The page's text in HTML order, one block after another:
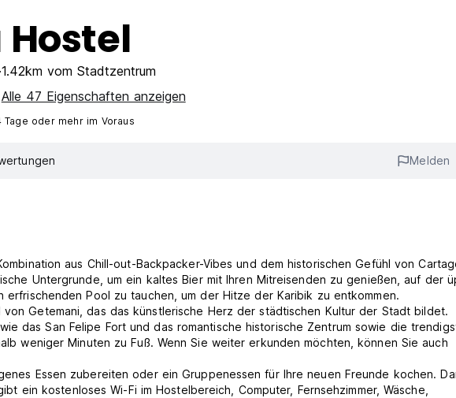
1.42km vom Stadtzentrum
Alle 47 Eigenschaften anzeigen
oder mehr im Voraus
Melden
aus Chill-out-Backpacker-Vibes und dem historischen Gefühl von
Untergrunde, um ein kaltes Bier mit Ihren Mitreisenden zu genießen, auf der
erfrischenden Pool zu tauchen, um der Hitze der Karibik zu entkommen.
Getemani, das das künstlerische Herz der städtischen Kultur der Stadt bildet.
das San Felipe Fort und das romantische historische Zentrum sowie die
weniger Minuten zu Fuß. Wenn Sie weiter erkunden möchten, können Sie auch
Essen zubereiten oder ein Gruppenessen für Ihre neuen Freunde kochen.
ein kostenloses Wi-Fi im Hostelbereich, Computer, Fernsehzimmer, Wäsche,